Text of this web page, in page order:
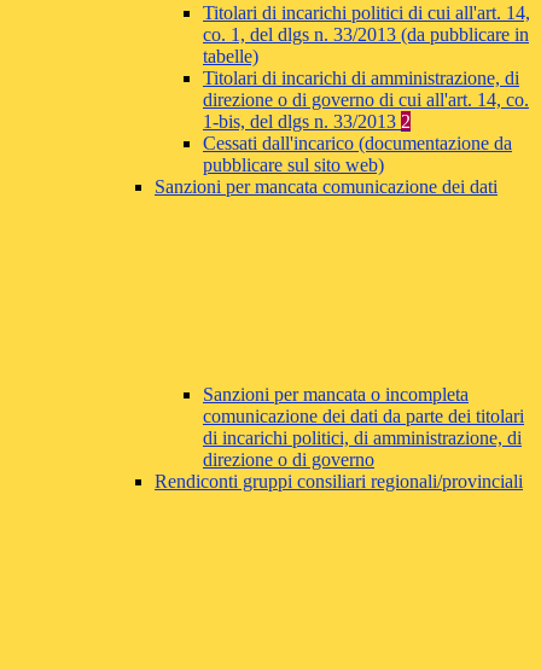
Titolari di incarichi politici di cui all'art. 14,
co. 1, del dlgs n. 33/2013 (da pubblicare in
tabelle)
Titolari di incarichi di amministrazione, di
direzione o di governo di cui all'art. 14, co.
1-bis, del dlgs n. 33/2013 2
Cessati dall'incarico (documentazione da
pubblicare sul sito web)
Sanzioni per mancata comunicazione dei dati
Sanzioni per mancata o incompleta
comunicazione dei dati da parte dei titolari
di incarichi politici, di amministrazione, di
direzione o di governo
Rendiconti gruppi consiliari regionali/provinciali